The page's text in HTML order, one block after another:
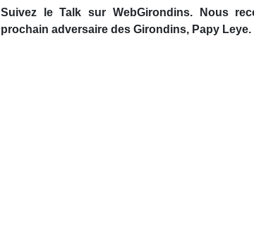
Suivez le Talk sur WebGirondins. Nous
prochain adversaire des Girondins, Papy Leye.